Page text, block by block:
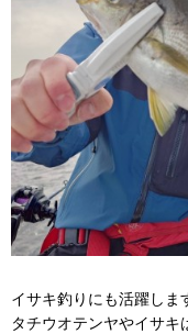
イサキ釣りにも活躍しま
タチウオテンヤやイサ